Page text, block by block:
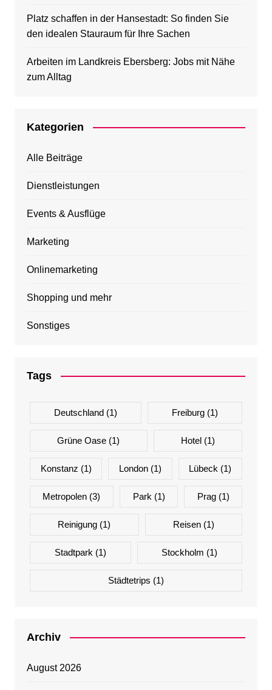
Platz schaffen in der Hansestadt: So finden Sie
den idealen Stauraum für Ihre Sachen
Arbeiten im Landkreis Ebersberg: Jobs mit Nähe
zum Alltag
Kategorien
Alle Beiträge
Dienstleistungen
Events & Ausflüge
Marketing
Onlinemarketing
Shopping und mehr
Sonstiges
Tags
Deutschland(1) Freiburg (1)
Grüne Oase (1) Hotel(1)
Konstanz (1) London(1) Lübeck (1)
Metropolen (3) Park (1) Prag(1)
Reinigung (1) Reisen(1)
Stadtpark (1) Stockholm (1)
Städtetrips (1)
Archiv
August 2026